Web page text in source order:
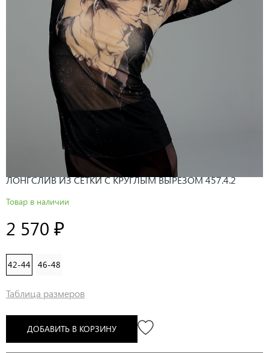
ЛОНГСЛИВ ИЗ СЕТКИ С КРУГЛЫМ ВЫРЕЗОМ 457.4.2
Товар в наличии
2 570 ₽
42-44 46-48
Таблица размеров
ДОБАВИТЬ В КОРЗИНУ